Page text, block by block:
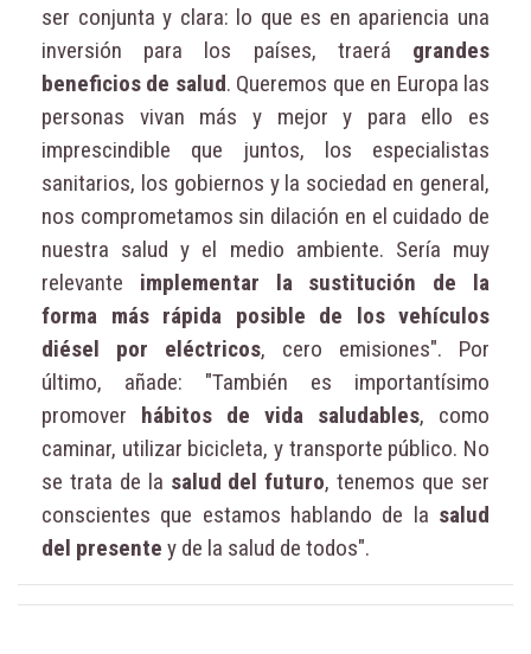
ser conjunta y clara: lo que es en apariencia una
inversión para los países, traerá grandes
beneficios de salud. Queremos que en Europa las
personas vivan más y mejor y para ello es
imprescindible que juntos, los especialistas
sanitarios, los gobiernos y la sociedad en general,
nos comprometamos sin dilación en el cuidado de
nuestra salud y el medio ambiente. Sería muy
relevante implementar la sustitución de la
forma más rápida posible de los vehículos
diésel por eléctricos, cero emisiones". Por
último, añade: "También es importantísimo
promover hábitos de vida saludables, como
caminar, utilizar bicicleta, y transporte público. No
se trata de la salud del futuro, tenemos que ser
conscientes que estamos hablando de la salud
del presente y de la salud de todos".